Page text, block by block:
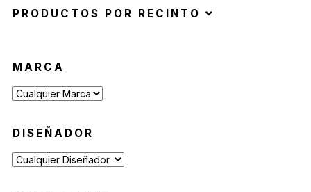
PRODUCTOS POR RECINTO
MARCA
DISEÑADOR